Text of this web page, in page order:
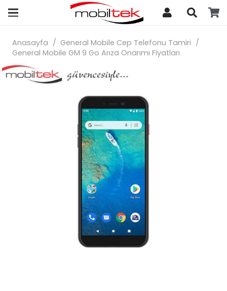
Anasayfa / General Mobile Cep Telefonu Tamiri /
General Mobile GM 9 Go Arıza Onarımı Fiyatları